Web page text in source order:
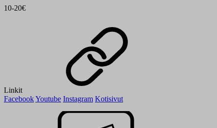
10-20€
Linkit
FacebookYoutube Instagram Kotisivut